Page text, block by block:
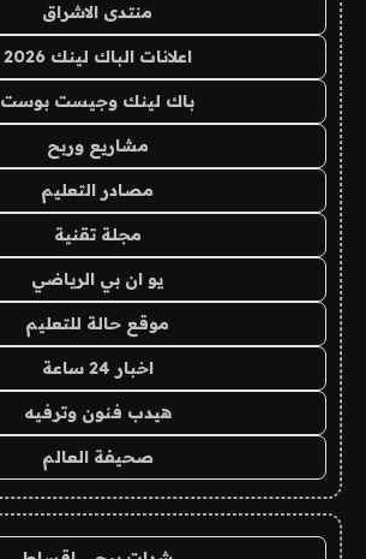
منتدى الاشراق
اعلانات الباك لينك 2026
باك لينك وجيست بوست
مشاريع وربح
مصادر التعليم
مجلة تقنية
يو ان بي الرياضي
موقع حالة للتعليم
اخبار 24 ساعة
هيدب فنون وترفيه
صحيفة العالم